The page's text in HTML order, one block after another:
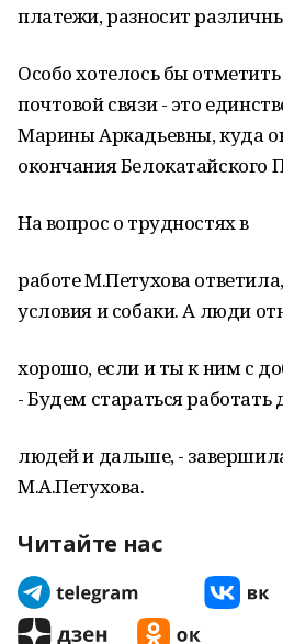
платежи, разносит
Особо хотелось бы
почтовой связи - это
Марины Аркадьевны, куда
окончания Белокатайского
На вопрос о трудностях в
работе М.Петухова
условия и собаки. А люди
хорошо, если и ты к ним с
- Будем стараться работать
людей и дальше, -
М.А.Петухова.
Читайте нас